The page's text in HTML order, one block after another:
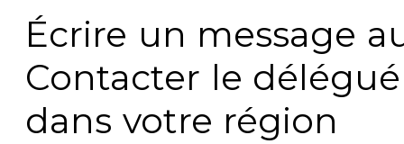
Écrire un message
Contacter le
dans votre région